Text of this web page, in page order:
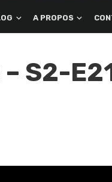
A PROPOS
S2-